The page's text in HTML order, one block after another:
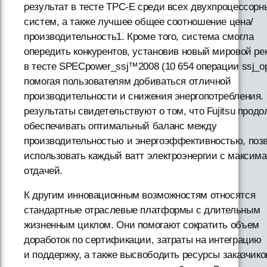
результат в тесте TPC-E среди всех
систем, а также лучшее общее соотношение цена/
производительность1. Кроме того, система смогла
опередить конкурентов, установив новый мировой
в тесте SPECpower_ssj™2008 (10 654 операции
помогая пользователям добиваться отличной
производительности и снижения
результаты свидетельствуют о том, что Fujitsu
обеспечивать оптимальный баланс между
производительностью и энергоэффективностью,
использовать каждый ватт электроэнергии с
отдачей.
К другим инновационным возможностям относятся
стандартные отраслевые платформы с длительным
жизненным циклом. Они помогают сократить объем
доработок по сертификации, затраты на интеграцию
и поддержку, а также высвободить ресурсы